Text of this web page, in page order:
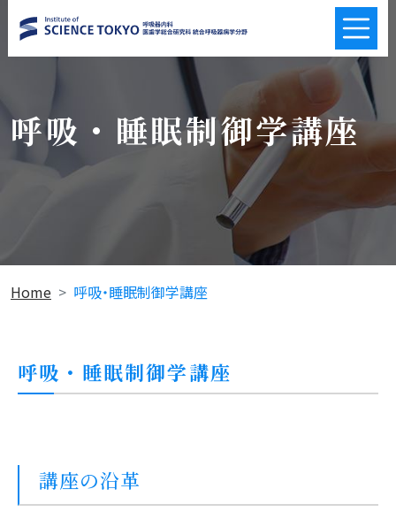
呼吸・睡眠制御学講座
Home 呼吸・睡眠制御学講座
呼吸・睡眠制御学講座
講座の沿革